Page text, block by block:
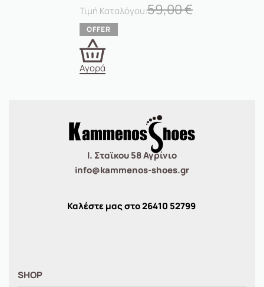
59,00€
Αγορά
Ι. Σταϊκου 58 Αγρίνιο
info@kammenos-shoes.gr
Καλέστε μας στο26410 52799
SHOP